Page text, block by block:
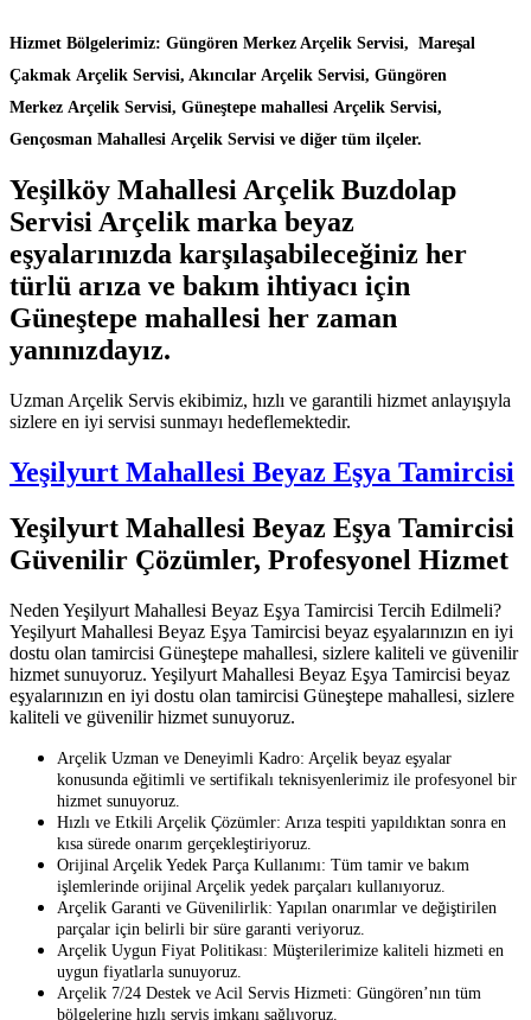
Hizmet Bölgelerimiz: Güngören Merkez Arçelik Servisi, Mareşal
Çakmak Arçelik Servisi, Akıncılar Arçelik Servisi, Güngören
Merkez Arçelik Servisi, Güneştepe mahallesi Arçelik Servisi,
Gençosman Mahallesi Arçelik Servisi ve diğer tüm ilçeler.
Yeşilköy Mahallesi Arçelik Buzdolap
Servisi Arçelik marka beyaz
eşyalarınızda karşılaşabileceğiniz her
türlü arıza ve bakım ihtiyacı için
Güneştepe mahallesi her zaman
yanınızdayız.
Uzman Arçelik Servis ekibimiz, hızlı ve garantili hizmet anlayışıyla
sizlere en iyi servisi sunmayı hedeflemektedir.
Yeşilyurt Mahallesi Beyaz Eşya Tamircisi
Yeşilyurt Mahallesi Beyaz Eşya Tamircisi
Güvenilir Çözümler, Profesyonel Hizmet
Neden Yeşilyurt Mahallesi Beyaz Eşya Tamircisi Tercih Edilmeli?
Yeşilyurt Mahallesi Beyaz Eşya Tamircisi beyaz eşyalarınızın en iyi
dostu olan tamircisi Güneştepe mahallesi, sizlere kaliteli ve güvenilir
hizmet sunuyoruz. Yeşilyurt Mahallesi Beyaz Eşya Tamircisi beyaz
eşyalarınızın en iyi dostu olan tamircisi Güneştepe mahallesi, sizlere
kaliteli ve güvenilir hizmet sunuyoruz.
Arçelik Uzman ve Deneyimli Kadro: Arçelik beyaz eşyalar
konusunda eğitimli ve sertifikalı teknisyenlerimiz ile profesyonel bir
hizmet sunuyoruz.
Hızlı ve Etkili Arçelik Çözümler: Arıza tespiti yapıldıktan sonra en
kısa sürede onarım gerçekleştiriyoruz.
Orijinal Arçelik Yedek Parça Kullanımı: Tüm tamir ve bakım
işlemlerinde orijinal Arçelik yedek parçaları kullanıyoruz.
Arçelik Garanti ve Güvenilirlik: Yapılan onarımlar ve değiştirilen
parçalar için belirli bir süre garanti veriyoruz.
Arçelik Uygun Fiyat Politikası: Müşterilerimize kaliteli hizmeti en
uygun fiyatlarla sunuyoruz.
Arçelik 7/24 Destek ve Acil Servis Hizmeti: Güngören’nın tüm
bölgelerine hızlı servis imkanı sağlıyoruz.